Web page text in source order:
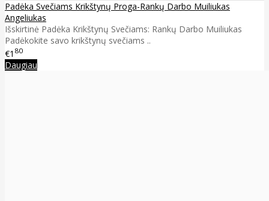
Padėka Svečiams Krikštynų Proga-Rankų Darbo Muiliukas
Angeliukas
Išskirtinė Padėka Krikštynų Svečiams: Rankų Darbo Muiliukas
Padėkokite savo krikštynų svečiams ..
€1 80
Daugiau